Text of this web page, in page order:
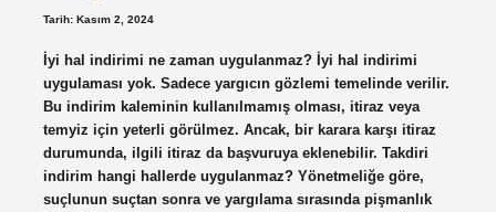
Tarih: Kasım 2, 2024
İyi hal indirimi ne zaman uygulanmaz? İyi hal indirimi
uygulaması yok. Sadece yargıcın gözlemi temelinde verilir.
Bu indirim kaleminin kullanılmamış olması, itiraz veya
temyiz için yeterli görülmez. Ancak, bir karara karşı itiraz
durumunda, ilgili itiraz da başvuruya eklenebilir. Takdiri
indirim hangi hallerde uygulanmaz? Yönetmeliğe göre,
suçlunun suçtan sonra ve yargılama sırasında pişmanlık